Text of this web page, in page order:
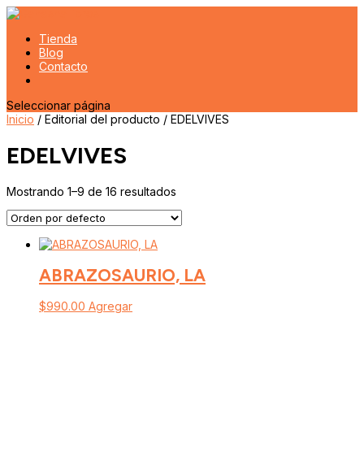
Tienda
Blog
Contacto
Seleccionar página
Inicio / Editorial del producto / EDELVIVES
EDELVIVES
Mostrando 1–9 de 16 resultados
ABRAZOSAURIO, LA
$990.00 Agregar